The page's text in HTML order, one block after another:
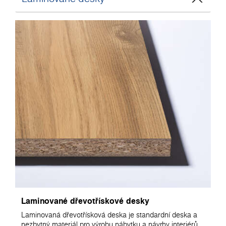
Laminované dřevotřískové desky
Laminovaná dřevotřísková deska je standardní deska a